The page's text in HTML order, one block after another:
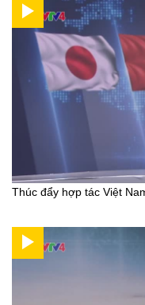
Thúc đẩy hợp tác Việt